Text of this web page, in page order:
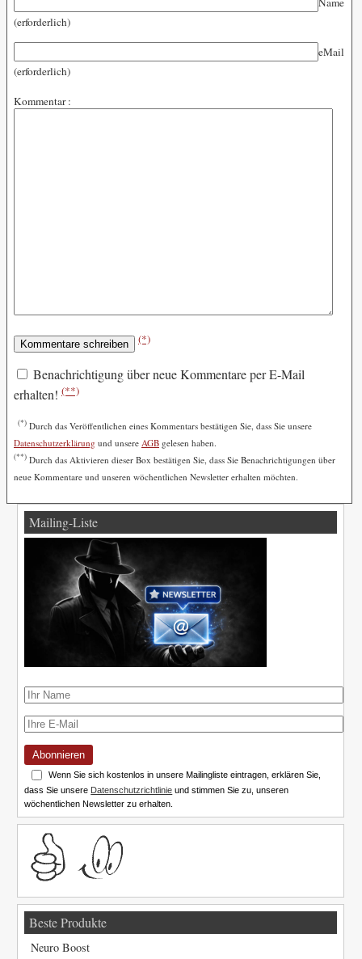
(erforderlich)
eMail
(erforderlich)
Kommentar :
(*)
Benachrichtigung über neue Kommentare per E-Mail
erhalten! (**)
(*) Durch das Veröffentlichen eines Kommentars bestätigen Sie, dass Sie unsere
Datenschutzerklärung und unsere AGB gelesen haben.
(**) Durch das Aktivieren dieser Box bestätigen Sie, dass Sie Benachrichtigungen über
neue Kommentare und unseren wöchentlichen Newsletter erhalten möchten.
Mailing-Liste
Abonnieren
Wenn Sie sich kostenlos in unsere Mailingliste eintragen, erklären Sie,
dass Sie unsere Datenschutzrichtlinie und stimmen Sie zu, unseren
wöchentlichen Newsletter zu erhalten.
Beste Produkte
Neuro Boost